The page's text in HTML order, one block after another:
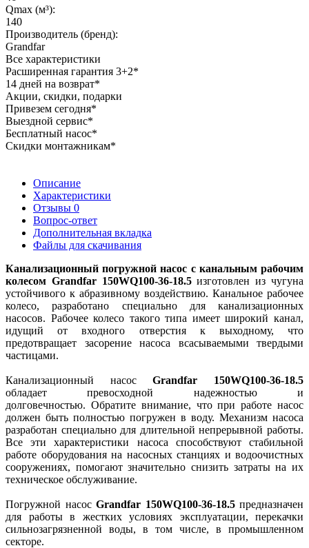
Qmax (м³):
140
Производитель (бренд):
Grandfar
Все характеристики
Расширенная гарантия 3+2*
14 дней на возврат*
Акции, скидки, подарки
Привезем сегодня*
Выездной сервис*
Бесплатный насос*
Скидки монтажникам*
Описание
Характеристики
Отзывы 0
Вопрос-ответ
Дополнительная вкладка
Файлы для скачивания
Канализационный погружной насос с канальным рабочим
колесом Grandfar 150WQ100-36-18.5изготовлен из чугуна
устойчивого к абразивному воздействию. Канальное рабочее
колесо, разработано специально для канализационных
насосов. Рабочее колесо такого типа имеет широкий канал,
идущий от входного отверстия к выходному, что
предотвращает засорение насоса всасываемыми твердыми
частицами.
Канализационный насосGrandfar 150WQ100-36-18.5
обладает превосходной надежностью и
долговечностью. Обратите внимание, что при работе насос
должен быть полностью погружен в воду. Механизм насоса
разработан специально для длительной непрерывной работы.
Все эти характеристики насоса способствуют стабильной
работе оборудования на насосных станциях и водоочистных
сооружениях, помогают значительно снизить затраты на их
техническое обслуживание.
Погружной насос Grandfar 150WQ100-36-18.5предназначен
для работы в жестких условиях эксплуатации, перекачки
сильнозагрязненной воды, в том числе, в промышленном
секторе.